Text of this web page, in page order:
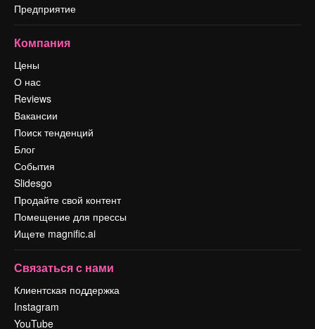
Предприятие
Компания
Цены
О нас
Reviews
Вакансии
Поиск тенденций
Блог
События
Slidesgo
Продайте свой контент
Помещение для прессы
Ищете magnific.ai
Связаться с нами
Клиентская поддержка
Instagram
YouTube